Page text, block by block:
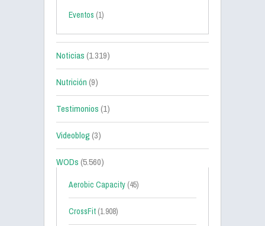
Eventos (1)
Noticias(1.319)
Nutrición(9)
Testimonios(1)
Videoblog(3)
WODs(5.560)
Aerobic Capacity (45)
CrossFit (1.908)